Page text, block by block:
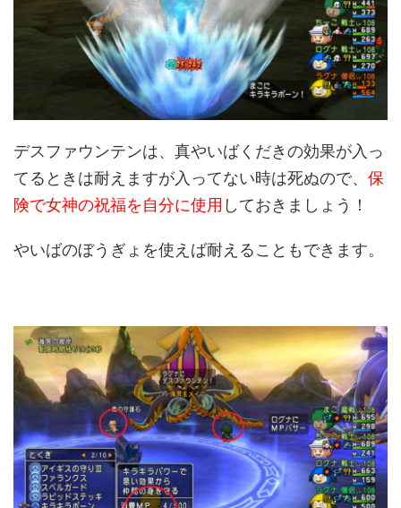
デスファウンテンは、真やいばくだきの効果が入っ
てるときは耐えますが入ってない時は死ぬので、 保
険で女神の祝福を自分に使用 しておきましょう！
やいばのぼうぎょを使えば耐えることもできます。